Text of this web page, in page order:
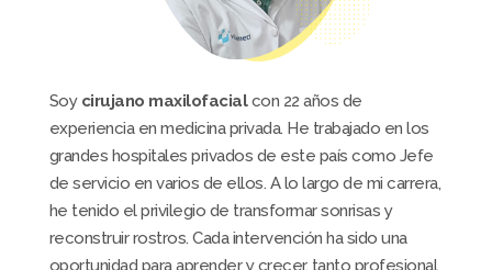
Soy cirujano maxilofacialcon 22 años de
experiencia en medicina privada. He trabajado en los
grandes hospitales privados de este país como Jefe
de servicio en varios de ellos. A lo largo de mi carrera,
he tenido el privilegio de transformar sonrisas y
reconstruir rostros. Cada intervención ha sido una
oportunidad para aprender y crecer, tanto profesional